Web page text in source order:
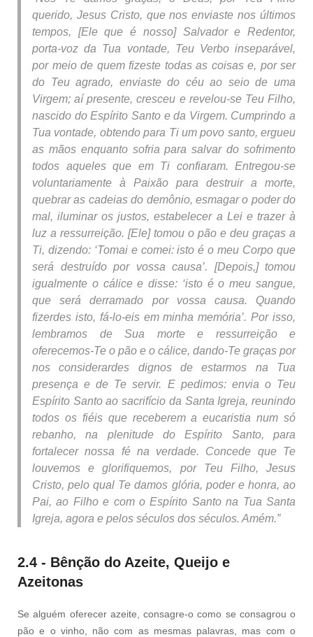
querido, Jesus Cristo, que nos enviaste nos últimos
tempos, [Ele que é nosso] Salvador e Redentor,
porta-voz da Tua vontade, Teu Verbo inseparável,
por meio de quem fizeste todas as coisas e, por ser
do Teu agrado, enviaste do céu ao seio de uma
Virgem; aí presente, cresceu e revelou-se Teu Filho,
nascido do Espírito Santo e da Virgem. Cumprindo a
Tua vontade, obtendo para Ti um povo santo, ergueu
as mãos enquanto sofria para salvar do sofrimento
todos aqueles que em Ti confiaram. Entregou-se
voluntariamente à Paixão para destruir a morte,
quebrar as cadeias do demônio, esmagar o poder do
mal, iluminar os justos, estabelecer a Lei e trazer à
luz a ressurreição. [Ele] tomou o pão e deu graças a
Ti, dizendo: ‘Tomai e comei: isto é o meu Corpo que
será destruído por vossa causa’. [Depois,] tomou
igualmente o cálice e disse: ‘isto é o meu sangue,
que será derramado por vossa causa. Quando
fizerdes isto, fá-lo-eis em minha memória’. Por isso,
lembramos de Sua morte e ressurreição e
oferecemos-Te o pão e o cálice, dando-Te graças por
nos considerardes dignos de estarmos na Tua
presença e de Te servir. E pedimos: envia o Teu
Espírito Santo ao sacrifício da Santa Igreja, reunindo
todos os fiéis que receberem a eucaristia num só
rebanho, na plenitude do Espírito Santo, para
fortalecer nossa fé na verdade. Concede que Te
louvemos e glorifiquemos, por Teu Filho, Jesus
Cristo, pelo qual Te damos glória, poder e honra, ao
Pai, ao Filho e com o Espírito Santo na Tua Santa
Igreja, agora e pelos séculos dos séculos. Amém.”
2.4 - Bênção do Azeite, Queijo e
Azeitonas
Se alguém oferecer azeite, consagre-o como se consagrou o
pão e o vinho, não com as mesmas palavras, mas com o